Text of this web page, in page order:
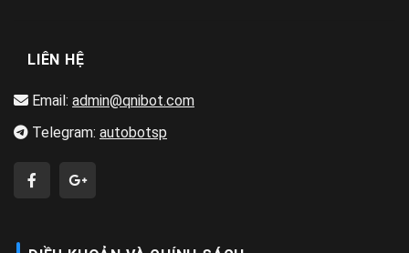
LIÊN HỆ
Email: admin@qnibot.com
Telegram: autobotsp